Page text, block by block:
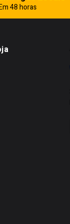
48 horas